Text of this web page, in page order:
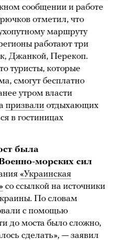
сообщении и работе
отметил, что
маршруту
работают три
Джанкой, Перекоп.
туристы, которые
смогут бесплатно
утром власти
призвали отдыхающих
в гостиницах
была
морских сил
«Украинская
со ссылкой на источники
По словам
с помощью
до моста было сложно,
сделать», — заявил